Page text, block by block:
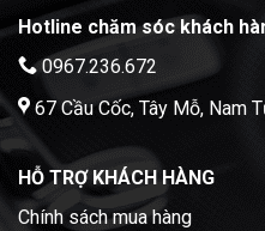
Hotline chăm sóc khách
0967.236.672
67 Cầu Cốc, Tây Mỗ, Nam
HỖ TRỢ KHÁCH HÀNG
Chính sách mua hàng